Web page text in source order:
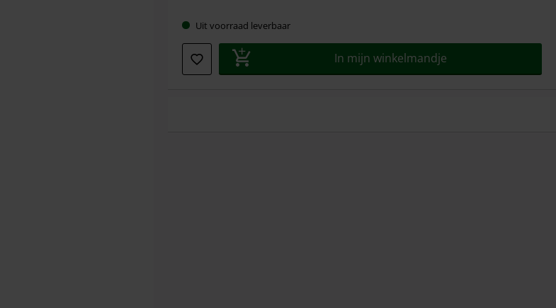
Uit voorraad leverbaar
In mijn winkelmandje